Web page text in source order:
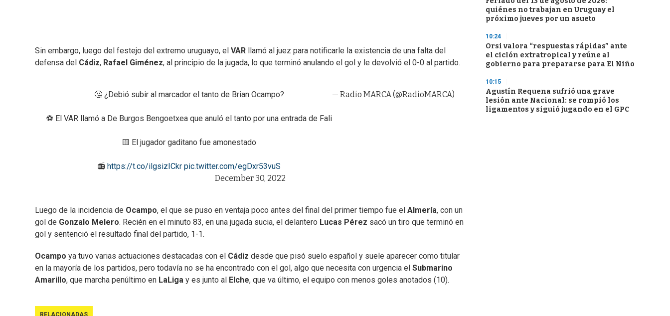
Sin embargo, luego del festejo del extremo uruguayo, el VAR llamó al juez para notificarle la existencia de una falta del
defensa del Cádiz, Rafael Giménez, al principio de la jugada, lo que terminó anulando el gol y le devolvió el 0-0 al partido.
🤔 ¿Debió subir al marcador el tanto de Brian Ocampo?
⚽️ El VAR llamó a De Burgos Bengoetxea que anuló el tanto por una entrada de Fali
🟨 El jugador gaditano fue amonestado
📻 https://t.co/ilgsizICkr pic.twitter.com/egDxr53vuS
— Radio MARCA (@RadioMARCA)
December 30, 2022
Luego de la incidencia de Ocampo, el que se puso en ventaja poco antes del final del primer tiempo fue el Almería, con un
gol de Gonzalo Melero. Recién en el minuto 83, en una jugada sucia, el delantero Lucas Pérez sacó un tiro que terminó en
gol y sentenció el resultado final del partido, 1-1.
Ocampo ya tuvo varias actuaciones destacadas con el Cádiz desde que pisó suelo español y suele aparecer como titular
en la mayoría de los partidos, pero todavía no se ha encontrado con el gol, algo que necesita con urgencia el Submarino
Amarillo, que marcha penúltimo en LaLiga y es junto al Elche, que va último, el equipo con menos goles anotados (10).
RELACIONADAS
quiénes no trabajan en Uruguay el
próximo jueves por un asueto
10:24
Orsi valora “respuestas rápidas” ante
el ciclón extratropical y reúne al
gobierno para prepararse para El Niño
10:15
Agustín Requena sufrió una grave
lesión ante Nacional: se rompió los
ligamentos y siguió jugando en el GPC